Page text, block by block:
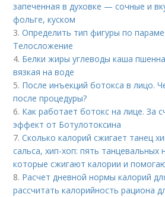
запеченная в духовке — сочные и
фольге, куском
3.Определить тип фигуры по
Телосложение
4. Белки жиры углеводы каша
вязкая на воде
5. После инъекций бoтoкса в лицо.
после процедуры?
6. Как работает ботокс на лице. За
эффект от Ботулотоксина
7.Сколько калорий сжигает танец
сальса, хип-хоп: пять танцевальных
которые сжигают калории и
8. Расчет дневной нормы калорий
рассчитать калорийность рациона